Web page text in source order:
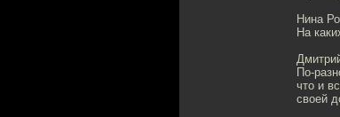
Нина
На
По-
что и
своей